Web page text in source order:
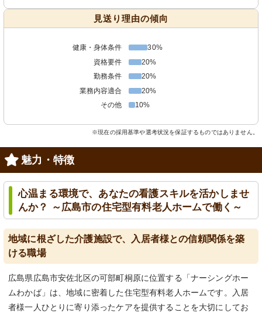
見送り理由の傾向
健康・身体条件
30%
資格要件
20%
勤務条件
20%
業務内容適合
20%
その他
10%
※現在の採用基準や選考状況を保証するものではありません。
魅力・特徴
心温まる環境で、あなたの看護スキルを活かしませ
んか？ ～広島市の住宅型有料老人ホームで働く～
地域に根ざした介護施設で、入居者様との信頼関係を築
ける職場
広島県広島市安佐北区の可部町桐原に位置する「ナーシングホー
ムわかば」は、地域に密着した住宅型有料老人ホームです。入居
者様一人ひとりに寄り添ったケアを提供することを大切にしてお